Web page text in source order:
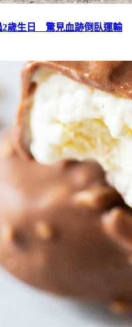
2歲生日 驚見血跡倒臥運輸